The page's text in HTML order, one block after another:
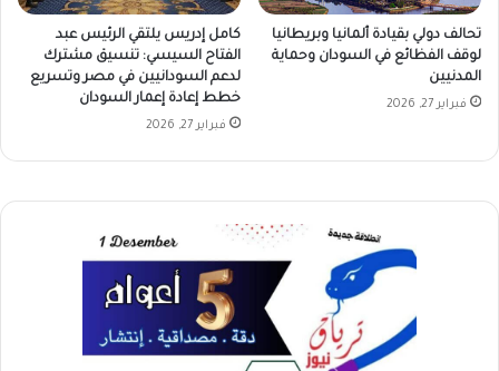
تحالف دولي بقيادة ألمانيا وبريطانيا
لوقف الفظائع في السودان وحماية
المدنيين
فبراير 27, 2026
كامل إدريس يلتقي الرئيس عبد
الفتاح السيسي: تنسيق مشترك
لدعم السودانيين في مصر وتسريع
خطط إعادة إعمار السودان
فبراير 27, 2026